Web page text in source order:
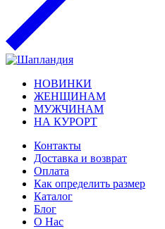
НОВИНКИ
ЖЕНЩИНАМ
МУЖЧИНАМ
НА КУРОРТ
Контакты
Доставка и возврат
Оплата
Как определить размер
Каталог
Блог
О Нас